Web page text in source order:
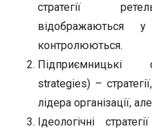
стратегії
відображаються
контролюються.
Підприємницькі
strategies) –
лідера організації,
Ідеологічні